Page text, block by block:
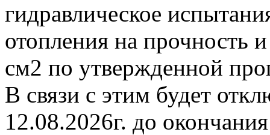
гидравлическое
отопления на прочность
см2 по утвержденной
В связи с этим будет
12.08.2026г. до